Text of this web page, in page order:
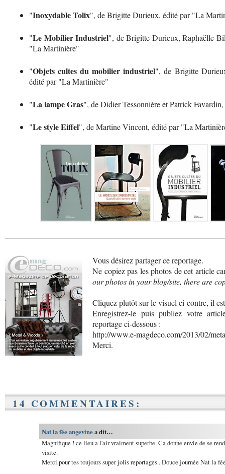
"Inoxydable Tolix", de Brigitte Durieux, édité par "La
"Le Mobilier Industriel", de Brigitte Durieux, Raphaëlle
"La Martinière"
"Objets cultes du mobilier industriel", de Brigitte
édité par "La Martinière"
"La lampe Gras", de Didier Tessonnière et Patrick
"Le style Eiffel", de Martine Vincent, édité par "La
Vous désirez partager ce reportage.
Ne copiez pas les photos de cet article
our photos in your blog/site, there are
Cliquez plutôt sur le visuel ci-contre, il
Enregistrez-le puis publiez votre
reportage ci-dessous :
http://www.e-magdeco.com/2013/02/
Merci.
14 COMMENTAIRES:
Nat la fée angevinea dit…
Magnifique ! ce lieu a l'air vraiment superbe. Ca donne envie de se
visite.
Merci pour tes toujours super jolis reportages.. Douce journée Nat la